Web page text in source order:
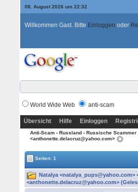
08. August 2026 um 22:32
Willkommen Gast. Bitte Einloggen oder
World Wide Web anti-scam
Übersicht Hilfe Einloggen
Anti-Scam› Russland› Russische Scammer
<anthonette.delacruz@yahoo.com>
Seiten: 1
Natalya <natalya_pups@yahoo.com>
<anthonette.delacruz@yahoo.com>